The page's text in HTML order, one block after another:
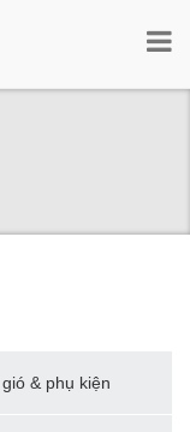
& phụ kiện